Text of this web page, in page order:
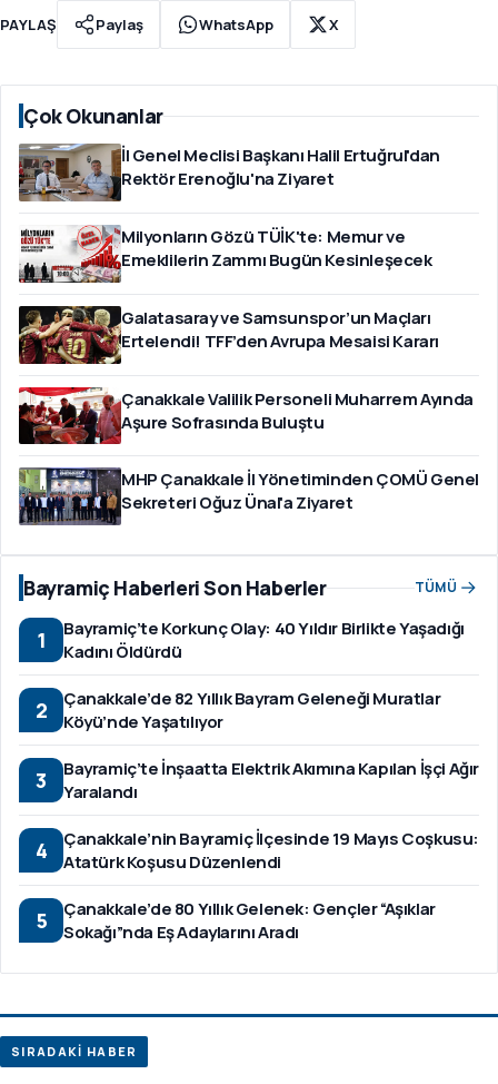
PAYLAŞ Paylaş WhatsApp X
Çok Okunanlar
İl Genel Meclisi Başkanı Halil Ertuğrul'dan
Rektör Erenoğlu'na Ziyaret
Milyonların Gözü TÜİK'te: Memur ve
Emeklilerin Zammı Bugün Kesinleşecek
Galatasaray ve Samsunspor’un Maçları
Ertelendi! TFF’den Avrupa Mesaisi Kararı
Çanakkale Valilik Personeli Muharrem Ayında
Aşure Sofrasında Buluştu
MHP Çanakkale İl Yönetiminden ÇOMÜ Genel
Sekreteri Oğuz Ünal'a Ziyaret
Bayramiç Haberleri Son Haberler TÜMÜ
1
Bayramiç’te Korkunç Olay: 40 Yıldır Birlikte Yaşadığı
Kadını Öldürdü
2
Çanakkale’de 82 Yıllık Bayram Geleneği Muratlar
Köyü’nde Yaşatılıyor
3
Bayramiç’te İnşaatta Elektrik Akımına Kapılan İşçi Ağır
Yaralandı
4
Çanakkale’nin Bayramiç İlçesinde 19 Mayıs Coşkusu:
Atatürk Koşusu Düzenlendi
5
Çanakkale’de 80 Yıllık Gelenek: Gençler “Aşıklar
Sokağı”nda Eş Adaylarını Aradı
SIRADAKİ HABER